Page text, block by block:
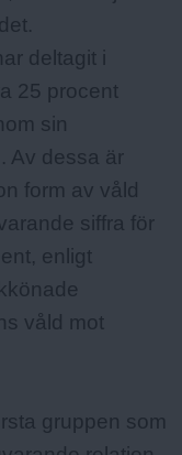
deltagit i
25 procent
sin
Av dessa är
form av våld
siffra för
enligt
våld mot
gruppen som